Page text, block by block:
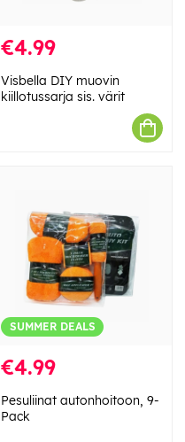
€4.99
Visbella DIY muovin
kiillotussarja sis. värit
SUMMER DEALS
€4.99
Pesuliinat autonhoitoon, 9-
Pack